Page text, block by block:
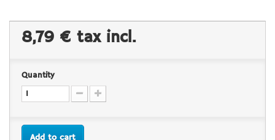
8,79 € tax incl.
Quantity
Add to cart